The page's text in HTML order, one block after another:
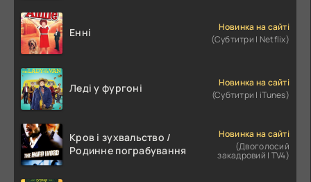
Енні
Новинка на сайті
(Субтитри | Netflix)
Леді у фургоні
Новинка на сайті
(Субтитри | iTunes)
Кров і зухвальство /
Родинне пограбування
Новинка на сайті
(Двоголосий
закадровий | TV4)